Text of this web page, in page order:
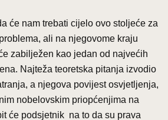
će nam trebati cijelo ovo stoljeće za
ali na njegovome kraju
zabilježen kao jedan od najvećih
Najteža teoretska pitanja izvodio
a njegova povijest osvjetljenja,
nobelovskim priopćenjima na
će podsjetnik na to da su prava